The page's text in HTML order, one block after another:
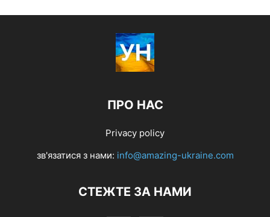
ПРО НАС
Privacy policy
зв'язатися з нами: info@amazing-ukraine.com
СТЕЖТЕ ЗА НАМИ